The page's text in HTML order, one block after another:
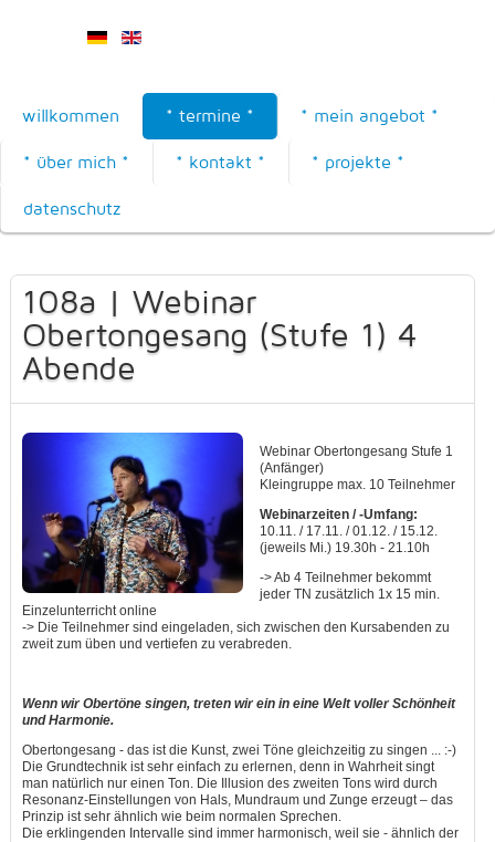
willkommen * termine * * mein angebot *
* über mich * * kontakt * * projekte *
datenschutz
108a | Webinar
Obertongesang (Stufe 1) 4
Abende
Webinar Obertongesang Stufe 1
(Anfänger)
Kleingruppe max. 10 Teilnehmer
Webinarzeiten / -Umfang:
10.11. / 17.11. / 01.12. / 15.12.
(jeweils Mi.) 19.30h - 21.10h
-> Ab 4 Teilnehmer bekommt
jeder TN zusätzlich 1x 15 min.
Einzelunterricht online
-> Die Teilnehmer sind eingeladen, sich zwischen den Kursabenden zu
zweit zum üben und vertiefen zu verabreden.
Wenn wir Obertöne singen, treten wir ein in eine Welt voller Schönheit
und Harmonie.
Obertongesang - das ist die Kunst, zwei Töne gleichzeitig zu singen ... :-)
Die Grundtechnik ist sehr einfach zu erlernen, denn in Wahrheit singt
man natürlich nur einen Ton. Die Illusion des zweiten Tons wird durch
Resonanz-Einstellungen von Hals, Mundraum und Zunge erzeugt – das
Prinzip ist sehr ähnlich wie beim normalen Sprechen.
Die erklingenden Intervalle sind immer harmonisch, weil sie - ähnlich der